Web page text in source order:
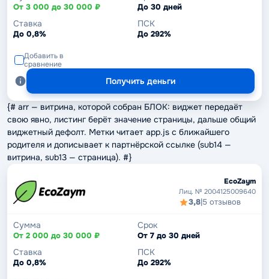
От 3 000 до 30 000 ₽ До 30 дней
Ставка
До 0,8%
ПСК
До 292%
Добавить в
сравнение
Получить деньги
{# arr — витрина, которой собран БЛОК: виджет передаёт
свою явно, листинг берёт значение страницы, дальше общий
виджетный дефолт. Метки читает app.js с ближайшего
родителя и дописывает к партнёрской ссылке (sub14 —
витрина, sub13 — страница). #}
EcoZaym
Лиц. № 2004125009640
3,8|5 отзывов
Сумма
От 2 000 до 30 000 ₽
Срок
От 7 до 30 дней
Ставка
До 0,8%
ПСК
До 292%